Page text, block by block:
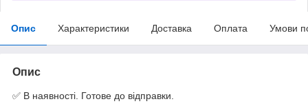
Опис Характеристики Доставка Оплата Умови
Опис
✅ В наявності. Готове до відправки.